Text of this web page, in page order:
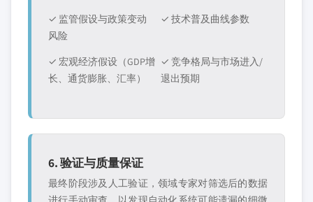
✓ 监管假设与政策变动
风险
✓ 技术普及曲线参数
✓ 宏观经济假设（GDP增
长、通货膨胀、汇率）
✓ 竞争格局与市场进入/
退出预期
6. 验证与质量保证
最终阶段涉及人工验证，领域专家对筛选后的数据